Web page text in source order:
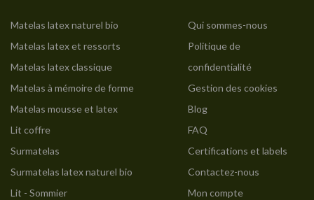
Matelas latex naturel bio
Matelas latex et ressorts
Matelas latex classique
Matelas à mémoire de forme
Matelas mousse et latex
Lit coffre
Surmatelas
Surmatelas latex naturel bio
Lit - Sommier
Qui sommes-nous
Politique de
confidentialité
Gestion des cookies
Blog
FAQ
Certifications et labels
Contactez-nous
Mon compte